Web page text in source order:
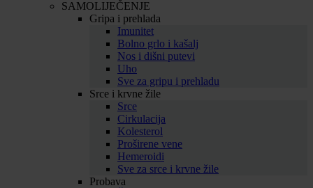
SAMOLIJEČENJE
Gripa i prehlada
Imunitet
Bolno grlo i kašalj
Nos i dišni putevi
Uho
Sve za gripu i prehladu
Srce i krvne žile
Srce
Cirkulacija
Kolesterol
Proširene vene
Hemeroidi
Sve za srce i krvne žile
Probava